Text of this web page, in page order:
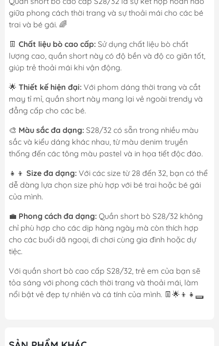
giữa phong cách thời trang và sự thoải mái cho các bé
trai và bé gái. 🌈
👖 Chất liệu bò cao cấp: Sử dụng chất liệu bò chất
lượng cao, quần short này có độ bền và độ co giãn tốt,
giúp trẻ thoải mái khi vận động.
🌟 Thiết kế hiện đại: Với phom dáng thời trang và cắt
may tỉ mỉ, quần short này mang lại vẻ ngoài trendy và
đẳng cấp cho các bé.
🎨 Màu sắc đa dạng: S28/32 có sẵn trong nhiều màu
sắc và kiểu dáng khác nhau, từ màu denim truyền
thống đến các tông màu pastel và in họa tiết độc đáo.
👧👦 Size đa dạng: Với các size từ 28 đến 32, bạn có thể
dễ dàng lựa chọn size phù hợp với bé trai hoặc bé gái
của mình.
💼 Phong cách đa dạng: Quần short bò S28/32 không
chỉ phù hợp cho các dịp hàng ngày mà còn thích hợp
cho các buổi dã ngoại, đi chơi cùng gia đình hoặc dự
tiệc.
Với quần short bò cao cấp S28/32, trẻ em của bạn sẽ
tỏa sáng với phong cách thời trang và thoải mái, làm
nổi bật vẻ đẹp tự nhiên và cá tính của mình. 👖🌟👦👧